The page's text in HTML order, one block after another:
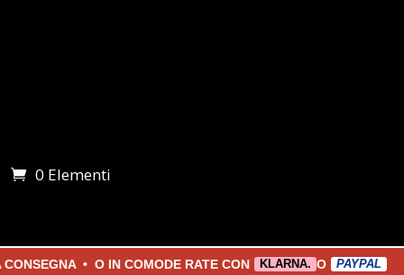
0 Elementi
• O IN COMODE RATE CON KLARNA. O PAYPAL